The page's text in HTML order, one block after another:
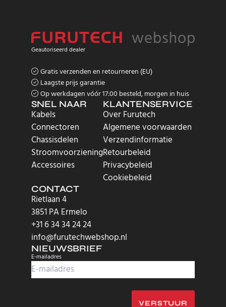
Geautoriseerd dealer
Gratis verzenden en retourneren (EU)
Laagste prijs garantie
Op werkdagen vóór 17:00 besteld, morgen in huis
SNEL NAAR
Kabels
Connectoren
Chassisdelen
Stroomvoorziening
Accessoires
KLANTENSERVICE
Over Furutech
Algemene voorwaarden
Verzendinformatie
Retourbeleid
Privacybeleid
Cookiebeleid
CONTACT
Rietlaan 4
3851 PA Ermelo
+31 6 34 34 24 24
info@furutechwebshop.nl
NIEUWSBRIEF
E-mailadres